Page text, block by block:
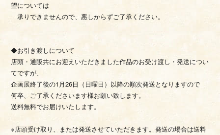
望については
承りできませんので、悪しからずご了承ください。
◆お引き渡しについて
店頭・通販共にお迎えいただきました作品のお受け渡し・発送につい
てですが、
企画展終了後の1月26日（日曜日）以降の順次発送となりますので
何卒、ご了承くださいます様お願い致します。
送料無料でお届けいたします。
※店頭受け取り、または発送させていただきます。発送の場合は送料